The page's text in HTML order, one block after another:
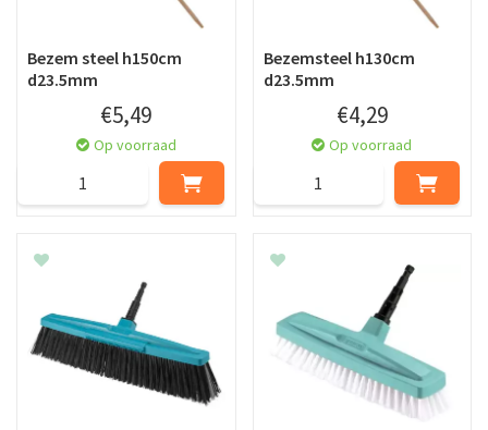
Bezem steel h150cm
d23.5mm
€5,49
Op voorraad
Bezemsteel h130cm
d23.5mm
€4,29
Op voorraad